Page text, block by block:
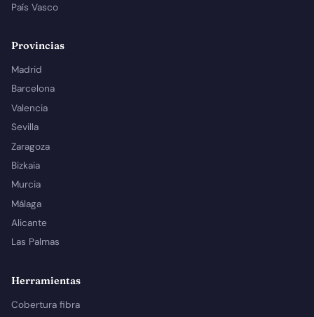
País Vasco
Provincias
Madrid
Barcelona
Valencia
Sevilla
Zaragoza
Bizkaia
Murcia
Málaga
Alicante
Las Palmas
Herramientas
Cobertura fibra